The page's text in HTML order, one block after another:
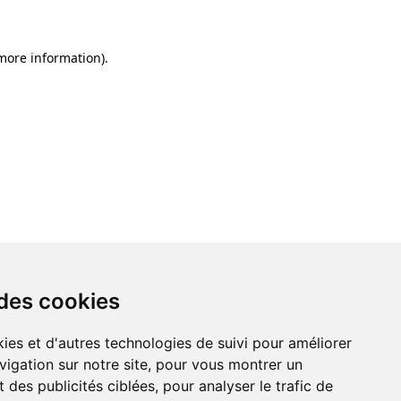
cookies
et d'autres technologies de suivi pour améliorer
sur notre site, pour vous montrer un
des publicités ciblées, pour analyser le trafic de
information).